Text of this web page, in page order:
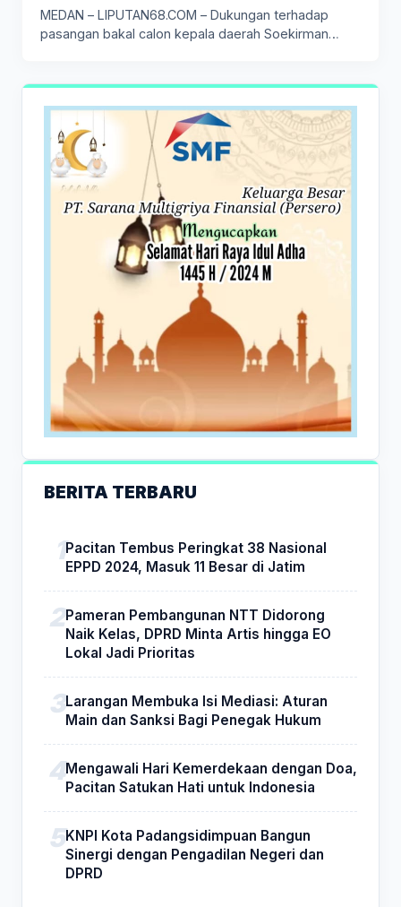
MEDAN – LIPUTAN68.COM – Dukungan terhadap
pasangan bakal calon kepala daerah Soekirman…
BERITA TERBARU
Pacitan Tembus Peringkat 38 Nasional
EPPD 2024, Masuk 11 Besar di Jatim
Pameran Pembangunan NTT Didorong
Naik Kelas, DPRD Minta Artis hingga EO
Lokal Jadi Prioritas
Larangan Membuka Isi Mediasi: Aturan
Main dan Sanksi Bagi Penegak Hukum
Mengawali Hari Kemerdekaan dengan Doa,
Pacitan Satukan Hati untuk Indonesia
KNPI Kota Padangsidimpuan Bangun
Sinergi dengan Pengadilan Negeri dan
DPRD